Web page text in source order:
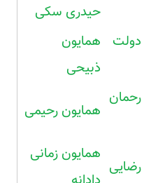
حیدری سکی
همایون
ذبیحی
همایون رحیمی
همایون زمانی